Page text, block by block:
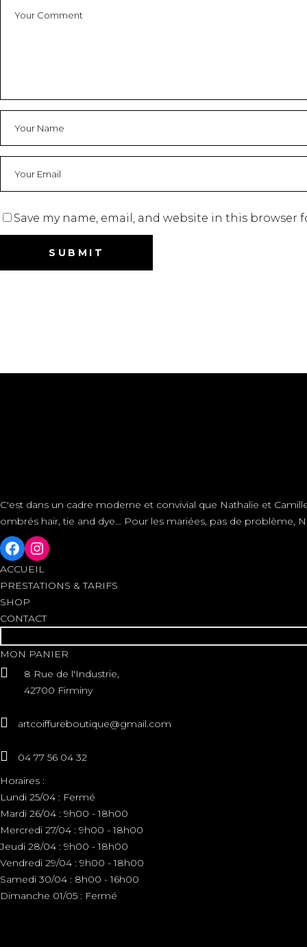
Save my name, email, and website in this
C'est dans un cadre moderne et convivial que Nathalie et
ombrés hair, tie and dye… Pour les mariées, pas de problème,
ACCUEIL
PRESTATIONS & TARIFS
SHOP
CONTACT
MON PANIER
8 Rue de l'Industrie,
42700 Firminy
artcoiffureboutique@gmail.com
04 77 56 04 32
Horaires :
Lundi 25/04 : Fermé
Mardi 26/04 : 9h00 - 18h00
Mercredi 27/04 : 9h00 - 18h00
Jeudi 28/04 : 9h00 - 18h00
Vendredi 29/04 : 9h00 - 18h00
Samedi 30/04 : 8h00 - 16h00
Dimanche 01/05 : Fermé